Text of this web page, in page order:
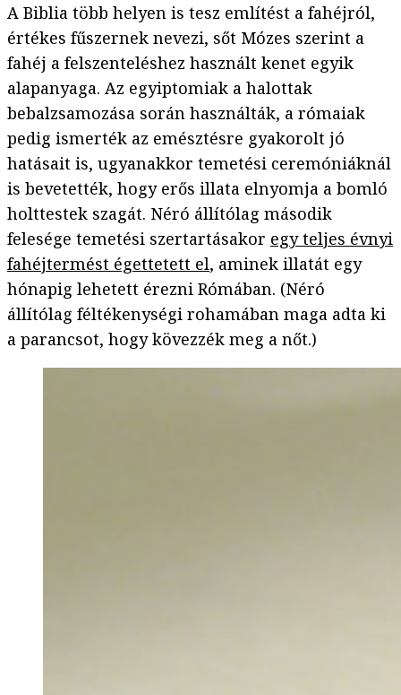
A Biblia több helyen is tesz említést a fahéjról,
értékes fűszernek nevezi, sőt Mózes szerint a
fahéj a felszenteléshez használt kenet egyik
alapanyaga. Az egyiptomiak a halottak
bebalzsamozása során használták, a rómaiak
pedig ismerték az emésztésre gyakorolt jó
hatásait is, ugyanakkor temetési ceremóniáknál
is bevetették, hogy erős illata elnyomja a bomló
holttestek szagát. Néró állítólag második
felesége temetési szertartásakor egy teljes évnyi
fahéjtermést égettetett el, aminek illatát egy
hónapig lehetett érezni Rómában. (Néró
állítólag féltékenységi rohamában maga adta ki
a parancsot, hogy kövezzék meg a nőt.)